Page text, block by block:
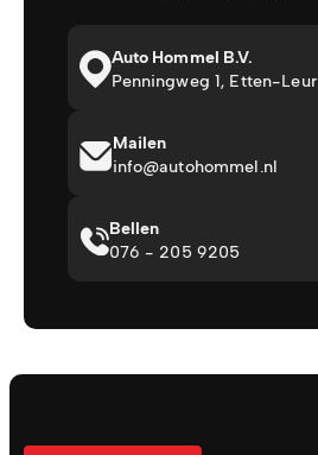
Auto Hommel B.V.
Penningweg 1, Etten-Leur
Mailen
info@autohommel.nl
Bellen
076 - 205 9205